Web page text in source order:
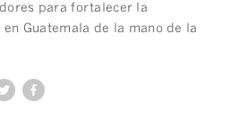
para fortalecer la
en Guatemala de la mano de la